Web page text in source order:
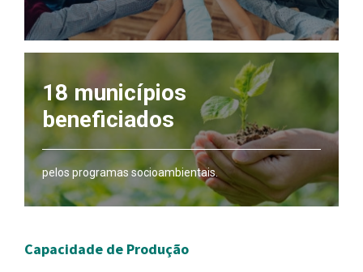
18 municípios
beneficiados
pelos programas socioambientais.
Capacidade de Produção